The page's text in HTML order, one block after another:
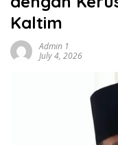
Kaltim
Admin 1
July 4, 2026